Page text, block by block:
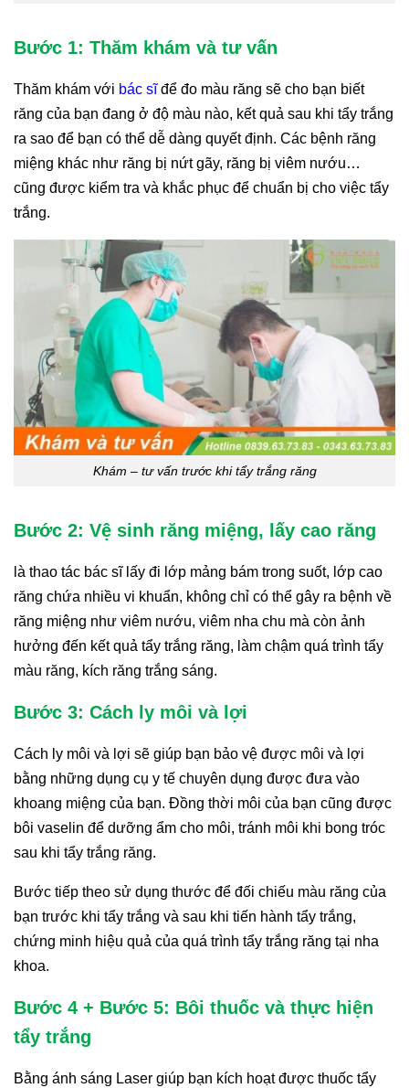
Bước 1: Thăm khám và tư vấn
Thăm khám với bác sĩđể đo màu răng sẽ cho bạn biết
răng của bạn đang ở độ màu nào, kết quả sau khi tẩy trắng
ra sao để bạn có thể dễ dàng quyết định. Các bệnh răng
miệng khác như răng bị nứt gãy, răng bị viêm nướu…
cũng được kiểm tra và khắc phục để chuẩn bị cho việc tẩy
trắng.
Khám – tư vấn trước khi tẩy trắng răng
Bước 2: Vệ sinh răng miệng, lấy cao răng
là thao tác bác sĩ lấy đi lớp mảng bám trong suốt, lớp cao
răng chứa nhiều vi khuẩn, không chỉ có thể gây ra bệnh về
răng miệng như viêm nướu, viêm nha chu mà còn ảnh
hưởng đến kết quả tẩy trắng răng, làm chậm quá trình tẩy
màu răng, kích răng trắng sáng.
Bước 3: Cách ly môi và lợi
Cách ly môi và lợi sẽ giúp bạn bảo vệ được môi và lợi
bằng những dụng cụ y tế chuyên dụng được đưa vào
khoang miệng của bạn. Đồng thời môi của bạn cũng được
bôi vaselin để dưỡng ẩm cho môi, tránh môi khi bong tróc
sau khi tẩy trắng răng.
Bước tiếp theo sử dụng thước để đối chiếu màu răng của
bạn trước khi tẩy trắng và sau khi tiến hành tẩy trắng,
chứng minh hiệu quả của quá trình tẩy trắng răng tại nha
khoa.
Bước 4 + Bước 5: Bôi thuốc và thực hiện
tẩy trắng
Bằng ánh sáng Laser giúp bạn kích hoạt được thuốc tẩy